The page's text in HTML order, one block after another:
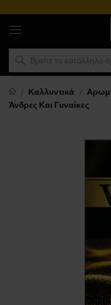
σε
Καλλυντικά
Άνδρες Και Γυναίκες